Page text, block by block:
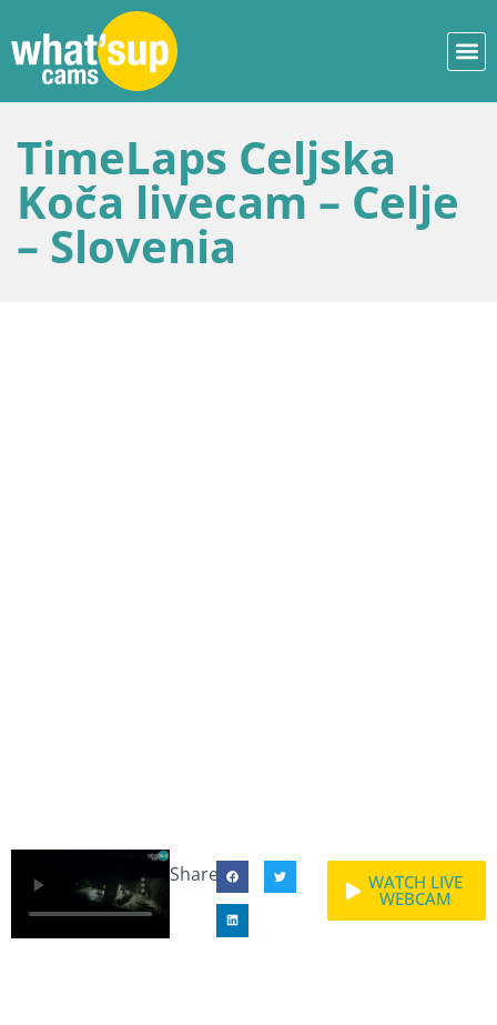
TimeLaps Celjska
Koča livecam – Celje
– Slovenia
Share: WATCH LIVE
WEBCAM